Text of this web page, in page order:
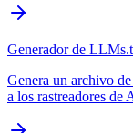
Generador de
Genera un archivo
a los rastreadores de